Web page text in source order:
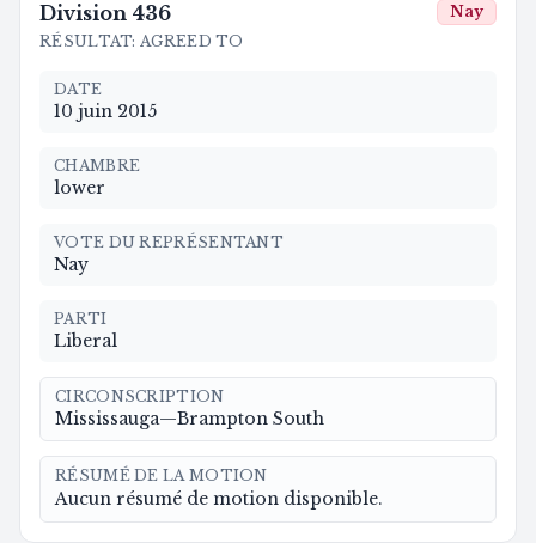
Division 436
RÉSULTAT: AGREED TO
Nay
DATE
10 juin 2015
CHAMBRE
lower
VOTE DU REPRÉSENTANT
Nay
PARTI
Liberal
CIRCONSCRIPTION
Mississauga—Brampton South
RÉSUMÉ DE LA MOTION
Aucun résumé de motion disponible.